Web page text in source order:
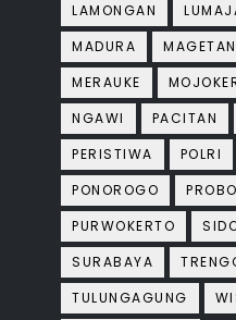
LAMONGAN
MADURA
MAGETAN
MERAUKE
NGAWI
PACITAN
PERISTIWA
POLRI
PONOROGO
PURWOKERTO
SURABAYA
TULUNGAGUNG